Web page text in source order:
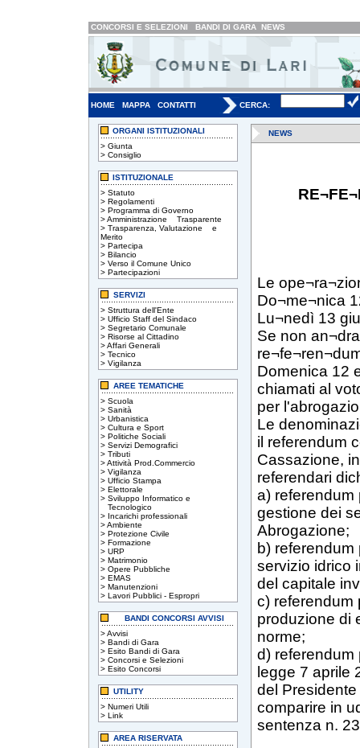
CONCORSI E SELEZIONI BANDI DI GARA NEWS
HOME MAPPA CONTATTI CERCA:
ORGANI ISTITUZIONALI
> Giunta
> Consiglio
ISTITUZIONALE
> Statuto
> Regolamenti
> Programma di Governo
>Amministrazione Trasparente
> Trasparenza, Valutazione e
Merito
> Partecipa
> Bilancio
> Verso il Comune Unico
> Partecipazioni
SERVIZI
> Struttura dell'Ente
> Ufficio Staff del Sindaco
> Segretario Comunale
> Risorse al Cittadino
>Affari Generali
> Tecnico
> Vigilanza
AREE TEMATICHE
> Scuola
> Sanità
> Urbanistica
> Cultura e Sport
> Politiche Sociali
> Servizi Demografici
> Tributi
>Attività Prod.Commercio
> Vigilanza
> Ufficio Stampa
> Elettorale
> Sviluppo Informatico e
Tecnologico
> Incarichi professionali
>Ambiente
> Protezione Civile
> Formazione
> URP
> Matrimonio
> Opere Pubbliche
> EMAS
> Manutenzioni
> Lavori Pubblici - Espropri
BANDI CONCORSI AVVISI
>Avvisi
> Bandi di Gara
> Esito Bandi di Gara
> Concorsi e Selezioni
> Esito Concorsi
UTILITY
> Numeri Utili
> Link
AREA RISERVATA
NEWS
Le
Do¬me¬nica
Lu¬nedì 13
Se non
Domenica 12
chiamati al
per
Le
il referendum
Cassazione,
referendari
a) referendum
gestione dei
Abrogazione;
b)
servizio idrico
del capitale
c) referendum
produzione di
norme;
d) referendum
legge 7 aprile
del
comparire in
sentenza n.